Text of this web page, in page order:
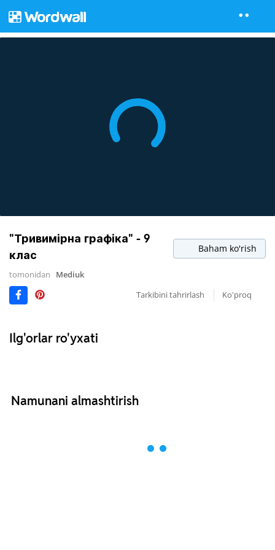
"Тривимірна графіка" - 9
клас
Baham ko'rish
tomonidan
Mediuk
Tarkibini tahrirlash
Ko'proq
Ilg'orlar ro'yxati
Namunani almashtirish